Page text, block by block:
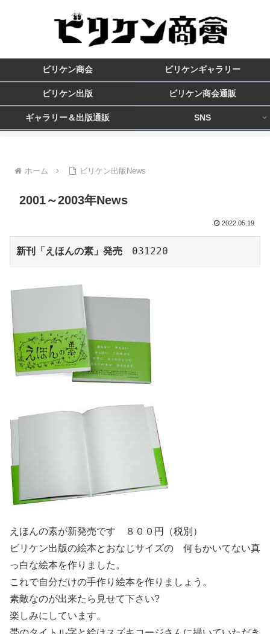
ビリケン商会 ビリケンギャラリー
ビリケン出版 ビリケン商会通販
ギャラリー＆出版通販 SNS
ホーム ビリケン出版News
2001～2003年News
2022.05.19
新刊「えほんの素」発売 031220
えほんの素が新発売です ８００円（税別）
ビリケン出版の絵本とおなじサイズの 何もかいてない真
っ白な絵本を作りました。
これで自分だけの手作り絵本を作りましょう。
素敵なのが出来たら見せて下さい?
楽しみにしています。